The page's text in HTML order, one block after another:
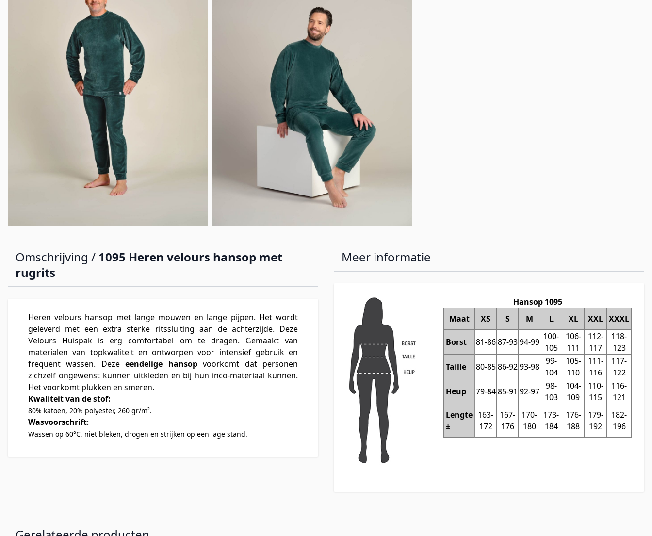
Omschrijving / 1095 Heren velours hansop met
rugrits
Heren velours hansop met lange mouwen en lange pijpen. Het wordt
geleverd met een extra sterke ritssluiting aan de achterzijde. Deze
Velours Huispak is erg comfortabel om te dragen. Gemaakt van
materialen van topkwaliteit en ontworpen voor intensief gebruik en
frequent wassen. Dezeeendelige hansopvoorkomt dat personen
zichzelf ongewenst kunnen uitkleden en bij hun inco-materiaal kunnen.
Het voorkomt plukken en smeren.
Kwaliteit van de stof:
80% katoen, 20% polyester, 260 gr/m².
Wasvoorschrift:
Wassen op 60°C, niet bleken, drogen en strijken op een lage stand.
Meer informatie
Hansop 1095
Maat
XS S M L XL XXL XXXL
Borst 81-86 87-93 94-99
100-
105
106-
111
112-
117
118-
123
Taille
80-85 86-92 93-98
99-
104
105-
110
111-
116
117-
122
Heup
79-84 85-91 92-97
98-
103
104-
109
110-
115
116-
121
Lengte
±
163-
172
167-
176
170-
180
173-
184
176-
188
179-
192
182-
196